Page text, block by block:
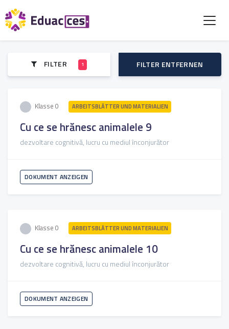
FILTER 1 FILTER ENTFERNEN
Klasse 0 ARBEITSBLÄTTER UND MATERIALIEN
Cu ce se hrănesc animalele 9
dezvoltare cognitivă, lucru cu mediul înconjurător
DOKUMENT ANZEIGEN
Klasse 0 ARBEITSBLÄTTER UND MATERIALIEN
Cu ce se hrănesc animalele 10
dezvoltare cognitivă, lucru cu mediul înconjurător
DOKUMENT ANZEIGEN